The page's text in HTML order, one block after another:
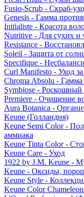
Fusio-Scrub - Скраб-
Genesis - Гамма
Initialiste - Красота
Nutritive - Для сухих и
Resistance -
Soleil - Защита от
Specifique -
Curl Manifesto - Уход
Chroma Absolu -
Symbiose - Роскошный
Premiere - Очищение
Aura Botanica -
Keune (Голландия)
Keune Semi Color -
аммиака
Keune Tinta Color -
Keune Care - Уход
1922 by J.M. Keune -
Keune - Оксиды,
Keune Style -
Keune Color